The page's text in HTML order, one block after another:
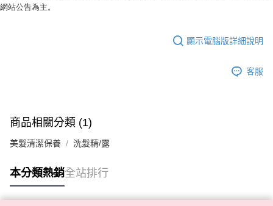
網站公告為主。
顯示電腦版詳細說明
客服
商品相關分類 (1)
美髮清潔保養 洗髮精/露
本分類熱銷全站排行